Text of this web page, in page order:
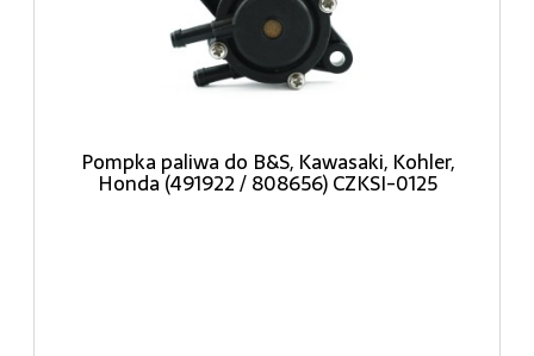
Pompka paliwa do B&S, Kawasaki, Kohler,
Honda (491922 / 808656) CZKSI-0125